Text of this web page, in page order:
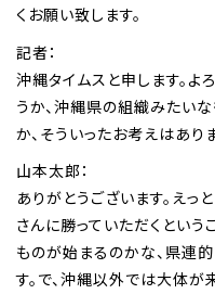
くお願い致します。
記者：
沖縄タイムスと申します。よ
うか、沖縄県の組織みたい
か、そういったお考えはあり
山本太郎：
ありがとうございます。え
さんに勝っていただくという
ものが始まるのかな、県連
す。で、沖縄以外では大体